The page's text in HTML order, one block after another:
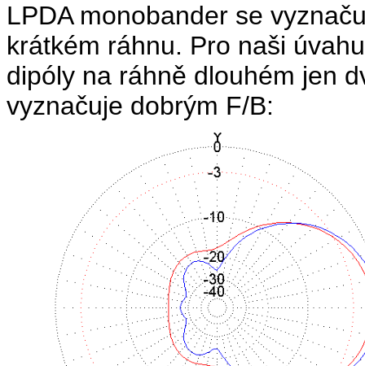
LPDA monobander se
krátkém ráhnu. Pro naši
dipóly na ráhně dlouhém jen
vyznačuje dobrým F/B: